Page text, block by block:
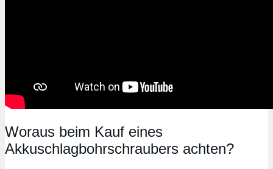
Woraus beim Kauf eines
Akkuschlagbohrschraubers achten?